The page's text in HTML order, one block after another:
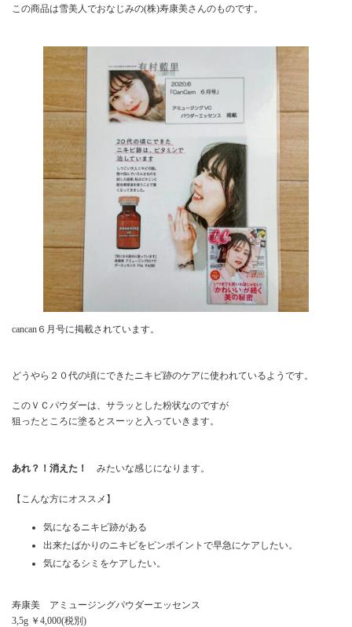
この商品は雪美人でおなじみの(株)寿康美さんのものです。
cancan６月号に掲載されています。
どうやら２０代の頃にできたニキビ跡のケアに使われているようです。
このＶＣパウダーは、サラッとした粉状なのですが
狙ったところに塗るとスーッと入っていきます。
あれ？！消えた！ みたいな感じになります。
【こんな方にオススメ】
気になるニキビ跡がある
出来たばかりのニキビをピンポイントで早急にケアしたい。
気になるシミをケアしたい。
寿康美 アミュージングパウダーエッセンス
3,5g ￥4,000(税別)